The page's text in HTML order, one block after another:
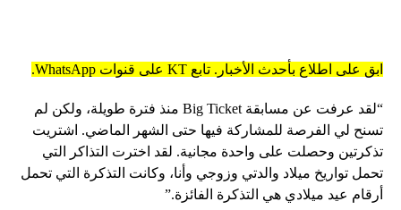
ابق على اطلاع بأحدث الأخبار. تابع KT على قنوات WhatsApp.
“لقد عرفت عن مسابقة Big Ticket منذ فترة طويلة، ولكن لم
تسنح لي الفرصة للمشاركة فيها حتى الشهر الماضي. اشتريت
تذكرتين وحصلت على واحدة مجانية. لقد اخترت التذاكر التي
تحمل تواريخ ميلاد والدتي وزوجي وأنا، وكانت التذكرة التي تحمل
أرقام عيد ميلادي هي التذكرة الفائزة.”